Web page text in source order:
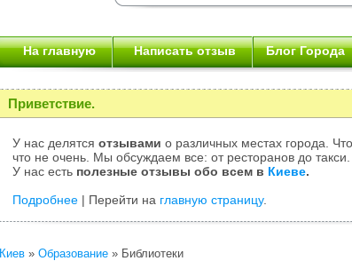
На главную Написать отзыв Блог Города
Приветствие.
У нас делятся отзывами о различных местах города.
что не очень. Мы обсуждаем все: от ресторанов до такси.
У нас есть полезные отзывы обо всем в Киеве.
Подробнее | Перейти на главную страницу.
Киев » Образование » Библиотеки